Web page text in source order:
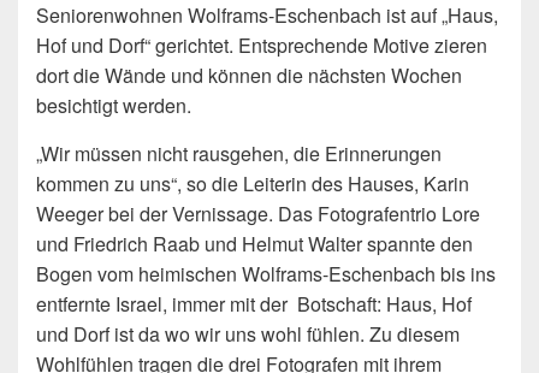
Seniorenwohnen Wolframs-Eschenbach ist auf „Haus,
Hof und Dorf“ gerichtet. Entsprechende Motive zieren
dort die Wände und können die nächsten Wochen
besichtigt werden.
„Wir müssen nicht rausgehen, die Erinnerungen
kommen zu uns“, so die Leiterin des Hauses, Karin
Weeger bei der Vernissage. Das Fotografentrio Lore
und Friedrich Raab und Helmut Walter spannte den
Bogen vom heimischen Wolframs-Eschenbach bis ins
entfernte Israel, immer mit der Botschaft: Haus, Hof
und Dorf ist da wo wir uns wohl fühlen. Zu diesem
Wohlfühlen tragen die drei Fotografen mit ihrem